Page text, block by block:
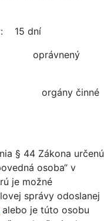
15 dní
oprávnený
činné
§ 44 Zákona určenú
osoba“ v
je možné
správy odoslanej
alebo je túto osobu